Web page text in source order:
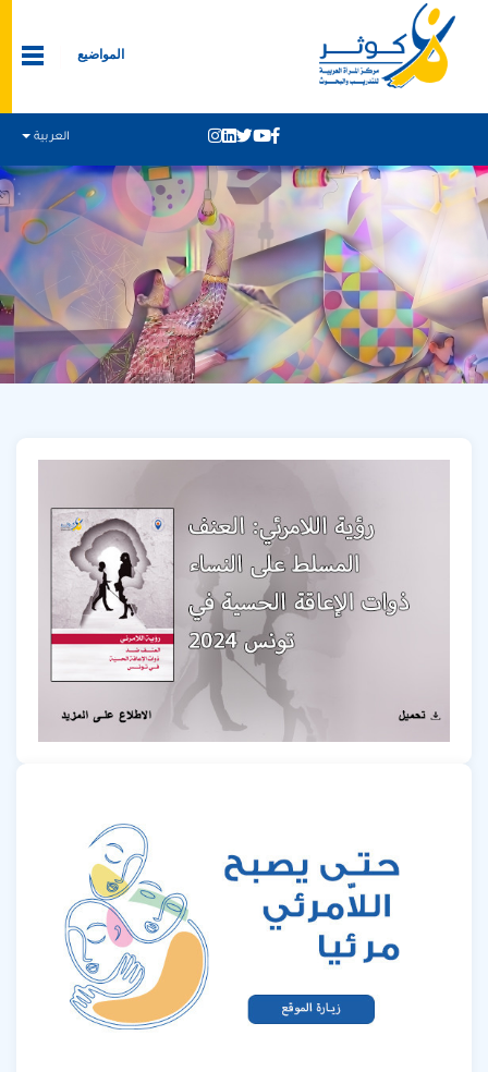
المواضيع
العربية